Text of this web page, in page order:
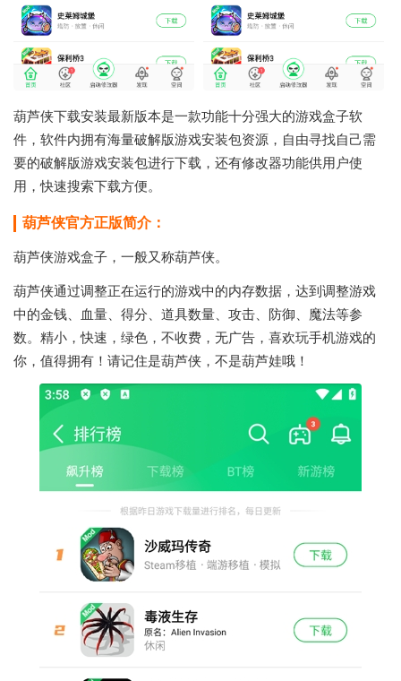
葫芦侠下载安装最新版本是一款功能十分强大的游戏盒子软
件，软件内拥有海量破解版游戏安装包资源，自由寻找自己需
要的破解版游戏安装包进行下载，还有修改器功能供用户使
用，快速搜索下载方便。
葫芦侠官方正版简介：
葫芦侠游戏盒子，一般又称葫芦侠。
葫芦侠通过调整正在运行的游戏中的内存数据，达到调整游戏
中的金钱、血量、得分、道具数量、攻击、防御、魔法等参
数。精小，快速，绿色，不收费，无广告，喜欢玩手机游戏的
你，值得拥有！请记住是葫芦侠，不是葫芦娃哦！